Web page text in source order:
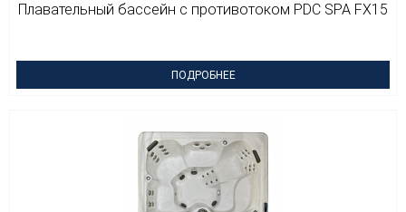
Плавательный бассейн с противотоком PDC SPA FX15
ПОДРОБНЕЕ